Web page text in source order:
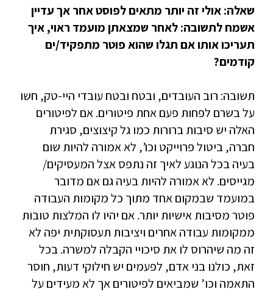
שאלה: אולי זה יותר מתאים לפוסט אחר אך עדיין
אשמח לתשובה: לאחר שמצאתן מועמד ראוי, איך
תעריכו אותו אם תגלו שהוא פוטר מתפקיד/ים
קודמים?
תשובה: רוב העובדים, ובטח ובטח עובדי היי-טק, חשו
על בשרם לפחות פעם אחת פיטורים. אם לפיטורים
האלה יש סיבות ברורות כמו גל קיצוצים, סגירת
חברה, ביטול פרוייקט וכו’, לא אמורה להיות שום
בעיה בכל הנוגע לאיך זה נתפס אצל המעסיקים/
מגייסים. לא אמורה להיות בעיה גם אם מדובר
במועמד שבמקום אחד מתוך כל מקומות העבודה
פוטר מסיבות אישיות יותר. אם יהיו לו המלצות טובות
ממקומות עבודה אחרים ויציבות תעסוקתית יפה לא
זה מה שיהרוס לו את סיכויי הקבלה למשרה. בכל
זאת, כולנו בני אדם, לפעמים יש חילוקי דעות, חוסר
התאמה וכו’ שמביאים לפיטורים אך לא מעידים על